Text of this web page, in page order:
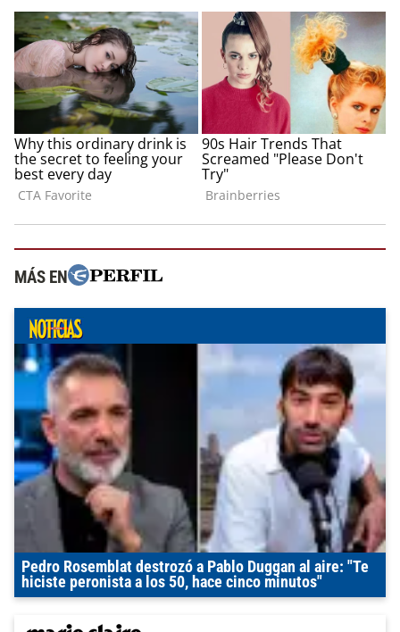
MÁS EN
Pedro Rosemblat destrozó a Pablo Duggan al aire: "Te
hiciste peronista a los 50, hace cinco minutos"